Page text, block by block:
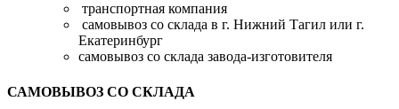
транспортная компания
самовывоз со склада в г. Нижний Тагил или г.
Екатеринбург
самовывоз со склада завода-изготовителя
САМОВЫВОЗ СО СКЛАДА